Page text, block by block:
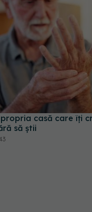
propria casă care îți
să știi